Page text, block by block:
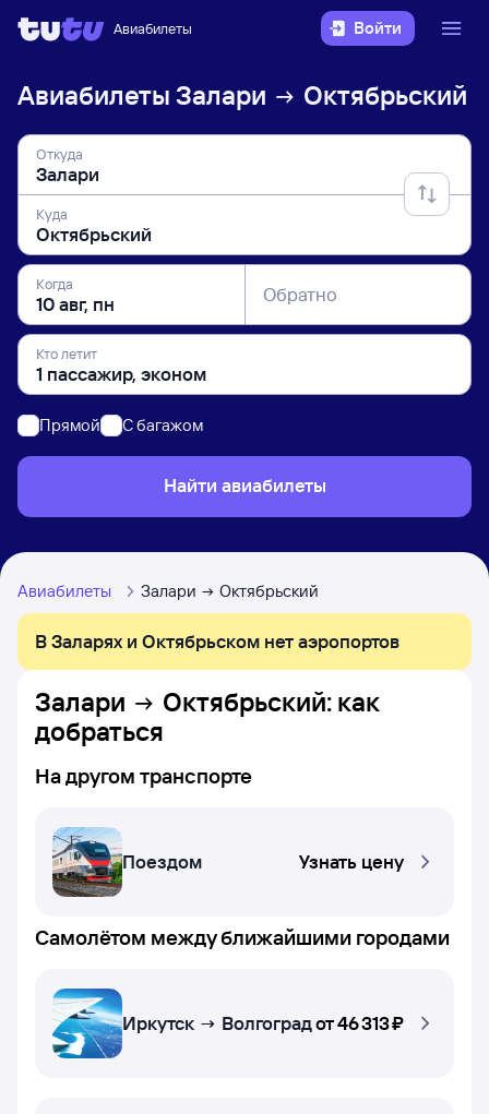
Авиабилеты Войти
Авиабилеты Залари Октябрьский
Откуда
Куда
Когда Обратно
Кто летит
Прямой C багажом
Найти авиабилеты
Авиабилеты Залари Октябрьский
В Заларях и Октябрьском нет аэропортов
Залари Октябрьский: как
добраться
На другом транспорте
Поездом Узнать цену
Самолётом между ближайшими городами
Иркутск → Волгоградот46 ⁠313 ⁠₽